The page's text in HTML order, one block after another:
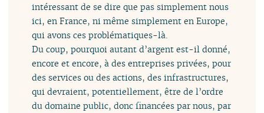
intéressant de se dire que pas simplement nous
ici, en France, ni même simplement en Europe,
qui avons ces problématiques-là.
Du coup, pourquoi autant d’argent est-il donné,
encore et encore, à des entreprises privées, pour
des services ou des actions, des infrastructures,
qui devraient, potentiellement, être de l’ordre
du domaine public, donc financées par nous, par